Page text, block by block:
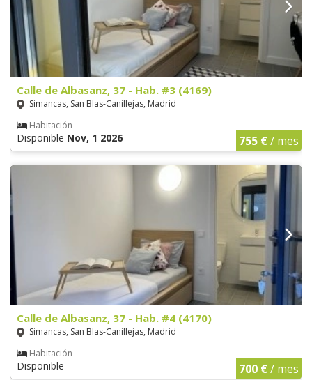
Calle de Albasanz, 37 - Hab. #3 (4169)
Simancas, San Blas-Canillejas, Madrid
Habitación
Disponible Nov, 1 2026 755 €/ mes
Calle de Albasanz, 37 - Hab. #4 (4170)
Simancas, San Blas-Canillejas, Madrid
Habitación
Disponible 700 €/ mes